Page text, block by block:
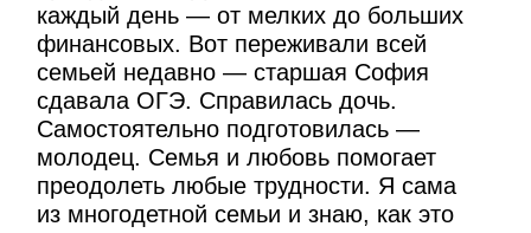
каждый день — от мелких до больших
финансовых. Вот переживали всей
семьей недавно — старшая София
сдавала ОГЭ. Справилась дочь.
Самостоятельно подготовилась —
молодец. Семья и любовь помогает
преодолеть любые трудности. Я сама
из многодетной семьи и знаю, как это